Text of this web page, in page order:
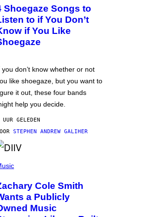
Shoegaze Songs to
to if You Don’t
if You Like
you don’t know whether or not
like shoegaze, but you want to
it out, these four bands
help you decide.
GELEDEN
STEPHEN ANDREW GALIHER
Cole Smith
a Publicly
Music